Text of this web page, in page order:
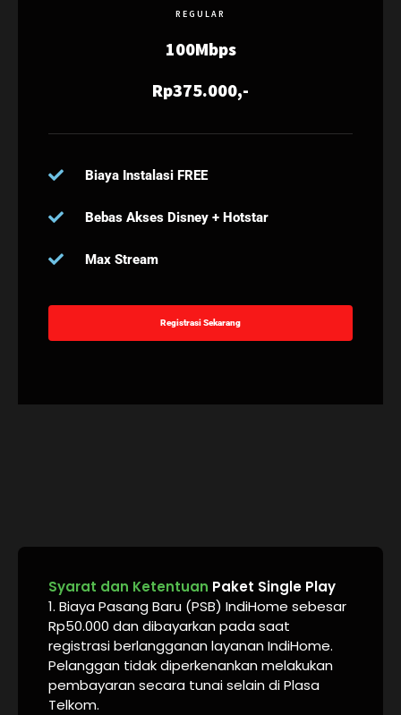
REGULAR
100Mbps
Rp375.000,-
Biaya Instalasi FREE
Bebas Akses Disney + Hotstar
Max Stream
Registrasi Sekarang
Syarat dan Ketentuan Paket Single Play
1. Biaya Pasang Baru (PSB) IndiHome sebesar
Rp50.000 dan dibayarkan pada saat
registrasi berlangganan layanan IndiHome.
Pelanggan tidak diperkenankan melakukan
pembayaran secara tunai selain di Plasa
Telkom.